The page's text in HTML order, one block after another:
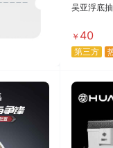
吴亚浮底
￥ 40
第三方